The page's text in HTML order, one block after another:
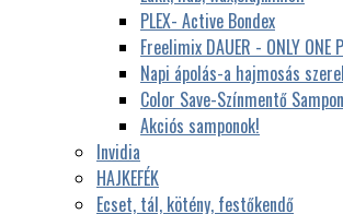
PLEX- Active Bondex
Freelimix DAUER - ONLY ONE
Napi ápolás-a hajmosás
Color Save-Színmentő
Akciós samponok!
Invidia
HAJKEFÉK
Ecset, tál, kötény, festőkendő